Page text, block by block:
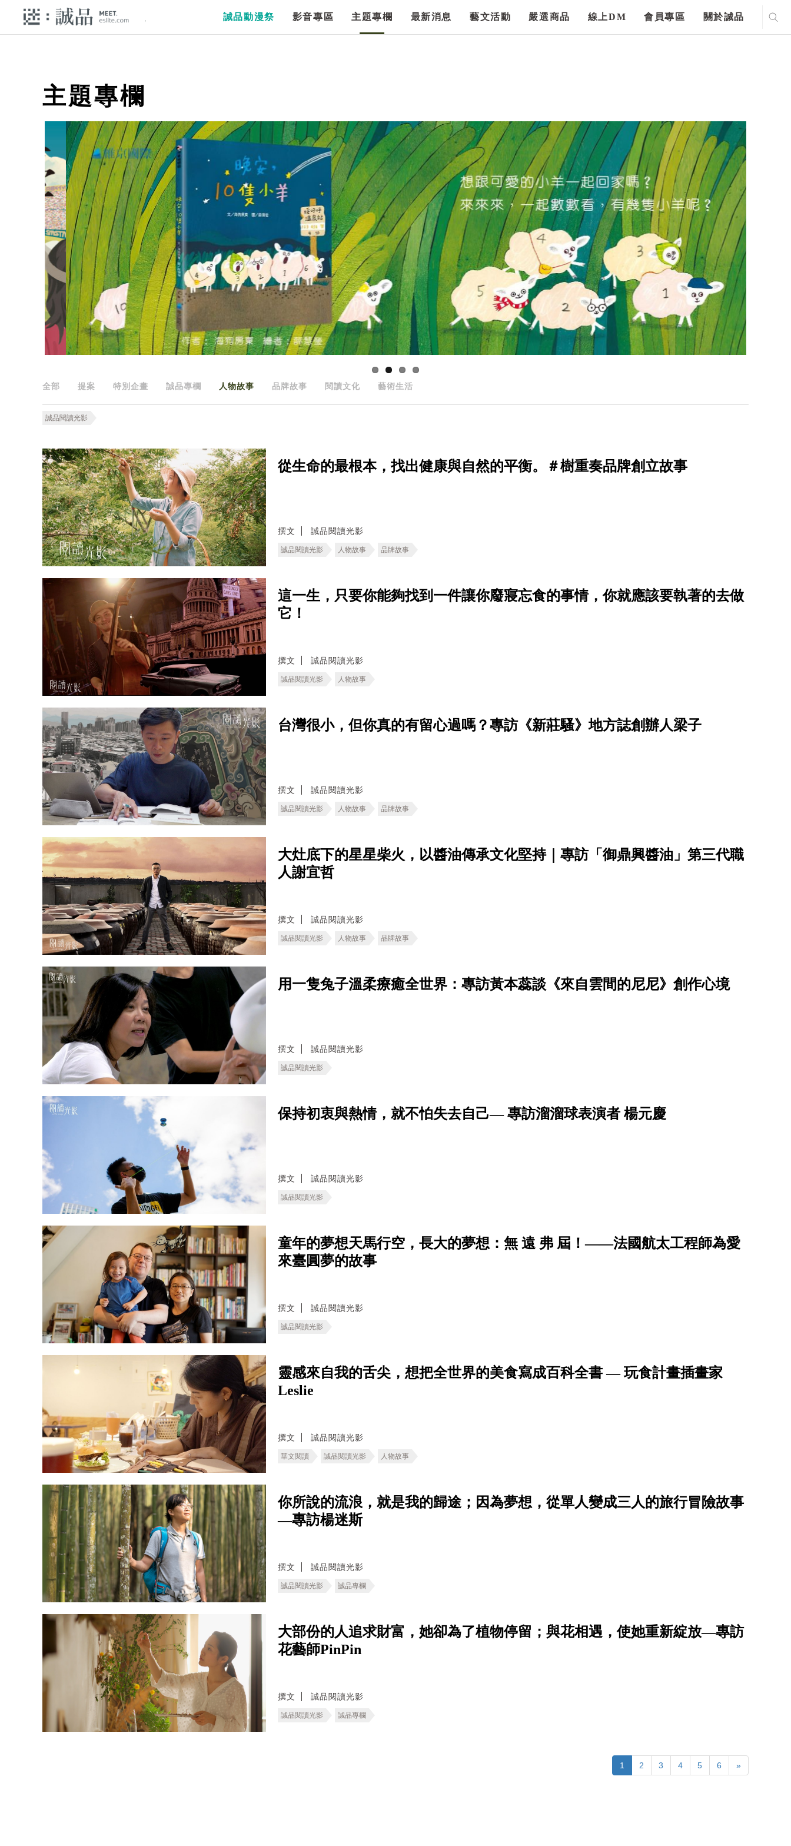
誠品動漫祭 影音專區 主題專欄 最新消息 藝文活動 嚴選商品 線上DM 會員專區 關於誠品
主題專欄
全部 提案 特別企畫 誠品專欄 人物故事 品牌故事 閱讀文化 藝術生活
誠品閱讀光影
從生命的最根本，找出健康與自然的平衡。＃樹重奏品牌創立故事
撰文 誠品閱讀光影
誠品閱讀光影 人物故事 品牌故事
這一生，只要你能夠找到一件讓你廢寢忘食的事情，你就應該要執著的去做
它！
撰文 誠品閱讀光影
誠品閱讀光影 人物故事
台灣很小，但你真的有留心過嗎？專訪《新莊騷》地方誌創辦人梁子
撰文 誠品閱讀光影
誠品閱讀光影 人物故事 品牌故事
大灶底下的星星柴火，以醬油傳承文化堅持｜專訪「御鼎興醬油」第三代職
人謝宜哲
撰文 誠品閱讀光影
誠品閱讀光影 人物故事 品牌故事
用一隻兔子溫柔療癒全世界：專訪黃本蕊談《來自雲間的尼尼》創作心境
撰文 誠品閱讀光影
誠品閱讀光影
保持初衷與熱情，就不怕失去自己— 專訪溜溜球表演者 楊元慶
撰文 誠品閱讀光影
誠品閱讀光影
童年的夢想天馬行空，長大的夢想：無 遠 弗 屆！——法國航太工程師為愛
來臺圓夢的故事
撰文 誠品閱讀光影
誠品閱讀光影
靈感來自我的舌尖，想把全世界的美食寫成百科全書 — 玩食計畫插畫家
Leslie
撰文 誠品閱讀光影
華文閱讀 誠品閱讀光影 人物故事
你所說的流浪，就是我的歸途；因為夢想，從單人變成三人的旅行冒險故事
—專訪楊迷斯
撰文 誠品閱讀光影
誠品閱讀光影 誠品專欄
大部份的人追求財富，她卻為了植物停留；與花相遇，使她重新綻放—專訪
花藝師PinPin
撰文 誠品閱讀光影
誠品閱讀光影 誠品專欄
1 2 3 4 5 6 »